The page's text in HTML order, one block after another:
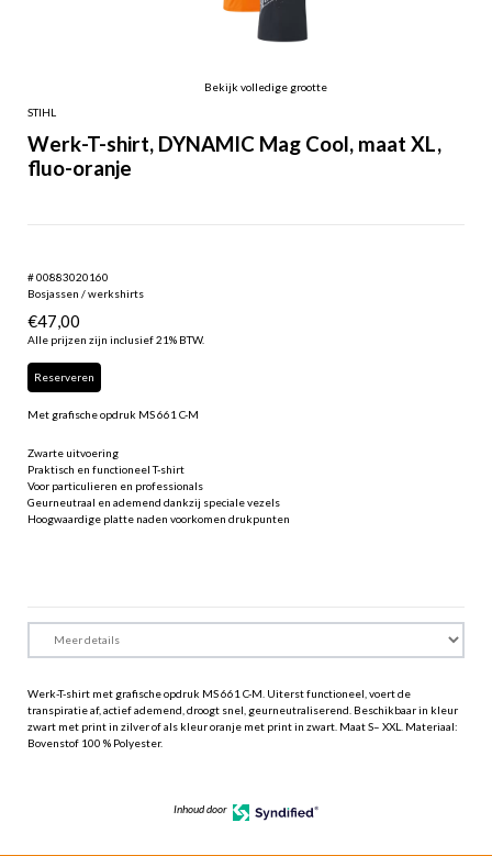
Bekijk volledige grootte
STIHL
Werk-T-shirt, DYNAMIC Mag Cool, maat XL,
fluo-oranje
# 00883020160
Bosjassen / werkshirts
€47,00
Alle prijzen zijn inclusief 21% BTW.
Reserveren
Met grafische opdruk MS 661 C-M
Zwarte uitvoering
Praktisch en functioneel T-shirt
Voor particulieren en professionals
Geurneutraal en ademend dankzij speciale vezels
Hoogwaardige platte naden voorkomen drukpunten
Werk-T-shirt met grafische opdruk MS 661 C-M. Uiterst functioneel, voert de
transpiratie af, actief ademend, droogt snel, geurneutraliserend. Beschikbaar in kleur
zwart met print in zilver of als kleur oranje met print in zwart. Maat S– XXL. Materiaal:
Bovenstof 100 % Polyester.
Inhoud door